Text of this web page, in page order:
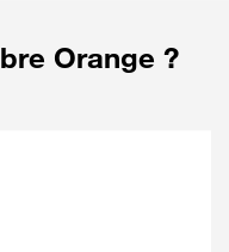
Orange ?